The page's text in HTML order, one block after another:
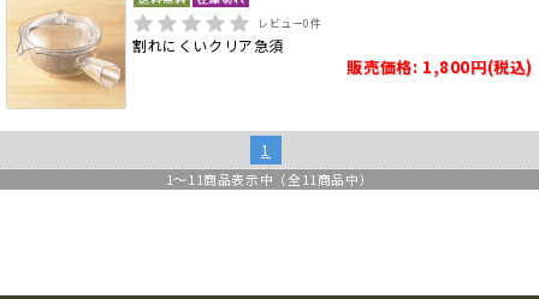
レビュー0件
割れにくいクリア急須
販売価格: 1,800円(税込)
1
1～ 11商品表示中（全 11商品中）